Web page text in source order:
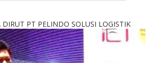
DIRUT PT PELINDO SOLUSI LOGISTIK